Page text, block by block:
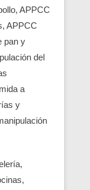
APPCC
APPCC
pan y
del
a
y